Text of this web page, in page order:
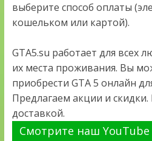
выберите способ оплаты
кошельком или картой).
GTA5.su работает для всех
их места проживания. Вы
приобрести GTA 5 онлайн
Предлагаем акции и
доставкой.
Смотрите наш YouTube